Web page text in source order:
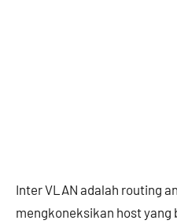
Inter VLAN adalah routing
mengkoneksikan host yang